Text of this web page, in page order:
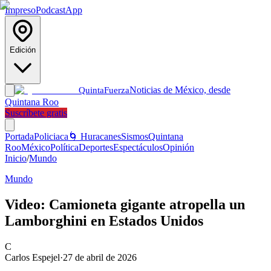
ImpresoPodcastApp
Edición
QuintaFuerzaNoticias de México, desde
Quintana Roo
Suscríbete gratis
PortadaPoliciaca 🌀 HuracanesSismosQuintana
RooMéxicoPolíticaDeportesEspectáculosOpinión
Inicio/Mundo
Mundo
Video: Camioneta gigante atropella un
Lamborghini en Estados Unidos
C
Carlos Espejel·27 de abril de 2026